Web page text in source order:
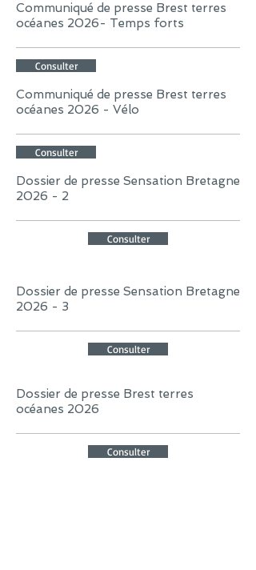
Communiqué de presse Brest terres
océanes 2026- Temps forts
Consulter
Communiqué de presse Brest terres
océanes 2026 - Vélo
Consulter
Dossier de presse Sensation Bretagne
2026 - 2
Consulter
Dossier de presse Sensation Bretagne
2026 - 3
Consulter
Dossier de presse Brest terres
océanes 2026
Consulter